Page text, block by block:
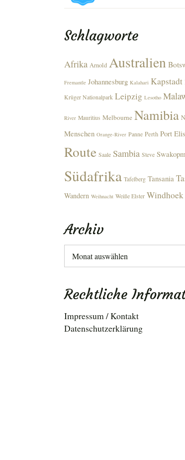
Schlagworte
Afrika Arnold Australien
Fremantle Johannesburg Kalahari Kapstadt
Krüger Nationalpark Leipzig Lesotho
River Mauritius Melbourne Namibia
Menschen Orange-River Panne Perth Port
Route Saale Sambia Steve
Südafrika Tafelberg Tansania
Wandern Weihnacht Weiße Elster Windhoek
Archiv
Archiv
Rechtliche
Impressum / Kontakt
Datenschutzerklärung